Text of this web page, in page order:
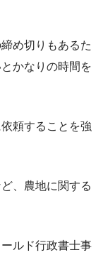
め切りもあるた
かなりの時間を
頼することを強
、農地に関する
ルド行政書士事